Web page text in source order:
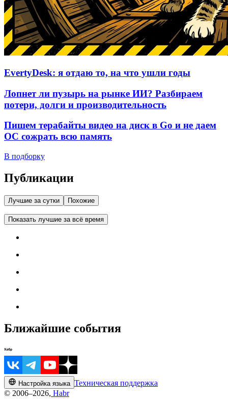
EvertyDesk: я отдаю то, на что ушли годы
Лопнет ли пузырь на рынке ИИ? Разбираем
потери, долги и производительность
Пишем терабайты видео на диск в Go и не даем
ОС сожрать всю память
В подборку
Публикации
Лучшие за сутки Похожие
Показать лучшие за всё время
Ближайшие события
Настройка языка Техническая поддержка
© 2006–2026, Habr